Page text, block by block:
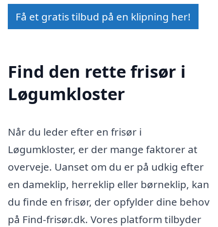
Få et gratis tilbud på en klipning her!
Find den rette frisør i
Løgumkloster
Når du leder efter en frisør i
Løgumkloster, er der mange faktorer at
overveje. Uanset om du er på udkig efter
en dameklip, herreklip eller børneklip, kan
du finde en frisør, der opfylder dine behov
på Find-frisør.dk. Vores platform tilbyder